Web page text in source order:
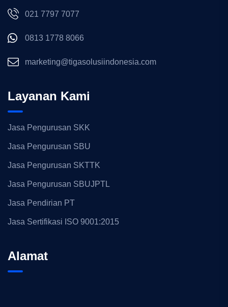
021 7797 7077
0813 1778 8066
marketing@tigasolusiindonesia.com
Layanan Kami
Jasa Pengurusan SKK
Jasa Pengurusan SBU
Jasa Pengurusan SKTTK
Jasa Pengurusan SBUJPTL
Jasa Pendirian PT
Jasa Sertifikasi ISO 9001:2015
Alamat